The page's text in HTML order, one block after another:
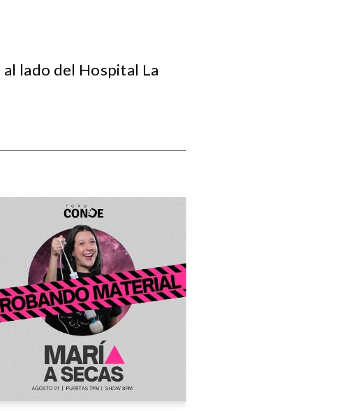
al lado del Hospital La